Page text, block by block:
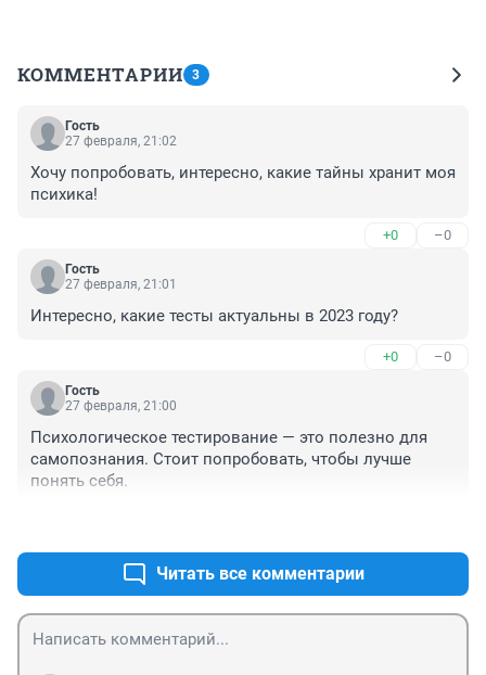
КОММЕНТАРИИ 3
Гость
27 февраля, 21:02
Хочу попробовать, интересно, какие тайны хранит моя
психика!
+0 –0
Гость
27 февраля, 21:01
Интересно, какие тесты актуальны в 2023 году?
+0 –0
Гость
27 февраля, 21:00
Психологическое тестирование — это полезно для
самопознания. Стоит попробовать, чтобы лучше
понять себя.
Читать все комментарии